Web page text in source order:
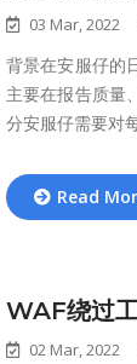
03 Mar, 2022
背景在安服仔的
主要在报告质量
分安服仔需要对
Read
WAF绕过
02 Mar, 2022